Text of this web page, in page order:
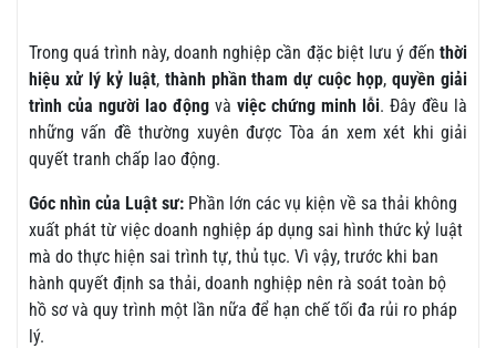
Trong quá trình này, doanh nghiệp cần đặc biệt lưu ý đến thời
hiệu xử lý kỷ luật, thành phần tham dự cuộc họp,quyền giải
trình của người lao động và việc chứng minh lỗi. Đây đều là
những vấn đề thường xuyên được Tòa án xem xét khi giải
quyết tranh chấp lao động.
Góc nhìn của Luật sư: Phần lớn các vụ kiện về sa thải không
xuất phát từ việc doanh nghiệp áp dụng sai hình thức kỷ luật
mà do thực hiện sai trình tự, thủ tục. Vì vậy, trước khi ban
hành quyết định sa thải, doanh nghiệp nên rà soát toàn bộ
hồ sơ và quy trình một lần nữa để hạn chế tối đa rủi ro pháp
lý.